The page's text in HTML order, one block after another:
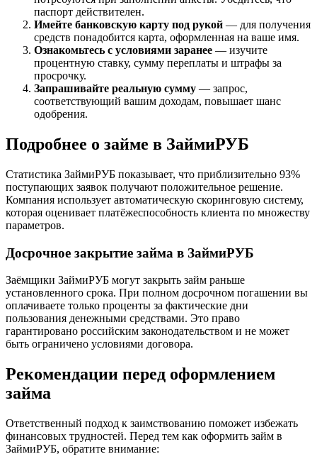
паспорт действителен.
Имейте банковскую карту под рукой — для получения
средств понадобится карта, оформленная на ваше имя.
Ознакомьтесь с условиями заранее — изучите
процентную ставку, сумму переплаты и штрафы за
просрочку.
Запрашивайте реальную сумму — запрос,
соответствующий вашим доходам, повышает шанс
одобрения.
Подробнее о займе в ЗаймиРУБ
Статистика ЗаймиРУБ показывает, что приблизительно 93%
поступающих заявок получают положительное решение.
Компания использует автоматическую скоринговую систему,
которая оценивает платёжеспособность клиента по множеству
параметров.
Досрочное закрытие займа в ЗаймиРУБ
Заёмщики ЗаймиРУБ могут закрыть займ раньше
установленного срока. При полном досрочном погашении вы
оплачиваете только проценты за фактические дни
пользования денежными средствами. Это право
гарантировано российским законодательством и не может
быть ограничено условиями договора.
Рекомендации перед оформлением
займа
Ответственный подход к заимствованию поможет избежать
финансовых трудностей. Перед тем как оформить займ в
ЗаймиРУБ, обратите внимание: